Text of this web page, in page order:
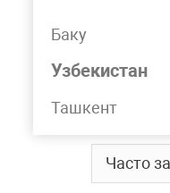
Баку
Узбекистан
Ташкент
всегда в
Часто